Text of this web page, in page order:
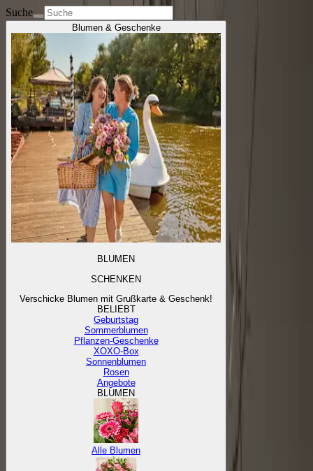
Suche
Blumen & Geschenke
BLUMEN
SCHENKEN
Verschicke Blumen mit Grußkarte & Geschenk!
BELIEBT
Geburtstag
Sommerblumen
Pflanzen-Geschenke
XOXO-Box
Sonnenblumen
Rosen
Angebote
BLUMEN
Alle Blumen